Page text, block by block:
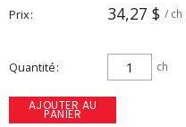
Prix 34,27 $ / ch
Quantité ch
AJOUTER AU
PANIER